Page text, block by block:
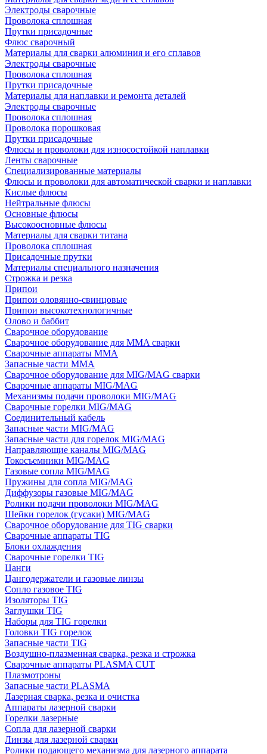
Электроды сварочные
Проволока сплошная
Прутки присадочные
Флюс сварочный
Материалы для сварки алюминия и его сплавов
Электроды сварочные
Проволока сплошная
Прутки присадочные
Материалы для наплавки и ремонта деталей
Электроды сварочные
Проволока сплошная
Проволока порошковая
Прутки присадочные
Флюсы и проволоки для износостойкой наплавки
Ленты сварочные
Специализированные материалы
Флюсы и проволоки для автоматической сварки и наплавки
Кислые флюсы
Нейтральные флюсы
Основные флюсы
Высокоосновные флюсы
Материалы для сварки титана
Проволока сплошная
Присадочные прутки
Материалы специального назначения
Строжка и резка
Припои
Припои оловянно-свинцовые
Припои высокотехнологичные
Олово и баббит
Сварочное оборудование
Сварочное оборудование для MMA сварки
Сварочные аппараты MMA
Запасные части MMA
Сварочное оборудование для MIG/MAG сварки
Сварочные аппараты MIG/MAG
Механизмы подачи проволоки MIG/MAG
Сварочные горелки MIG/MAG
Соединительный кабель
Запасные части MIG/MAG
Запасные части для горелок MIG/MAG
Направляющие каналы MIG/MAG
Токосъемники MIG/MAG
Газовые сопла MIG/MAG
Пружины для сопла MIG/MAG
Диффузоры газовые MIG/MAG
Ролики подачи проволоки MIG/MAG
Шейки горелок (гусаки) MIG/MAG
Сварочное оборудование для TIG сварки
Сварочные аппараты TIG
Блоки охлаждения
Сварочные горелки TIG
Цанги
Цангодержатели и газовые линзы
Сопло газовое TIG
Изоляторы TIG
Заглушки TIG
Наборы для TIG горелки
Головки TIG горелок
Запасные части TIG
Воздушно-плазменная сварка, резка и строжка
Сварочные аппараты PLASMA CUT
Плазмотроны
Запасные части PLASMA
Лазерная сварка, резка и очистка
Аппараты лазерной сварки
Горелки лазерные
Сопла для лазерной сварки
Линзы для лазерной сварки
Ролики подающего механизма для лазерного аппарата